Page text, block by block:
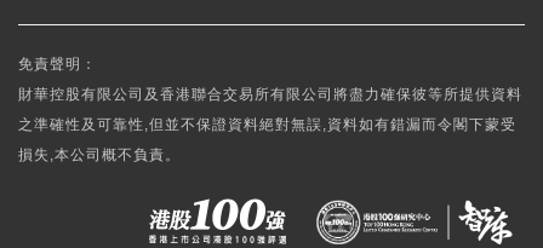
免責聲明：
財華控股有限公司及香港聯合交易所有限公司將盡力確保彼等所提供資料
之準確性及可靠性,但並不保證資料絕對無誤,資料如有錯漏而令閣下蒙受
損失,本公司概不負責。